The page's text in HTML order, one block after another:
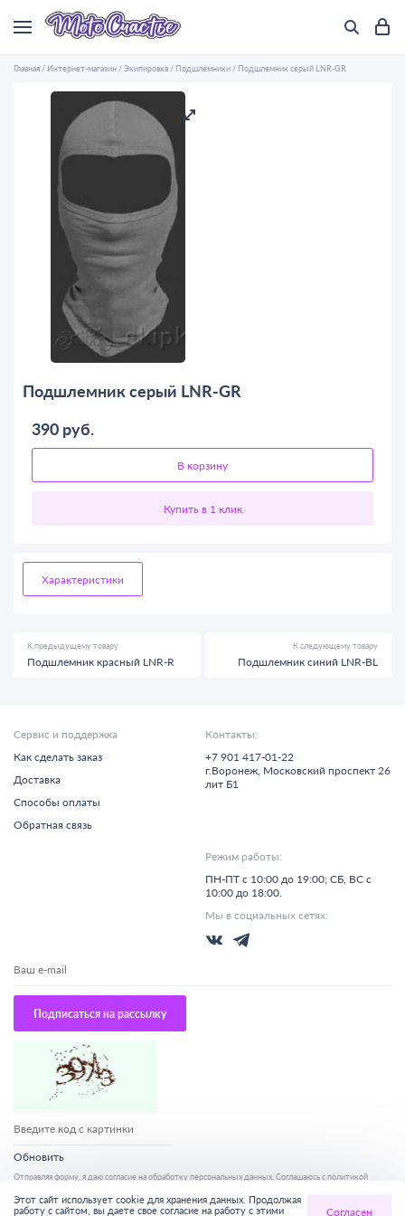
Главная / Интернет-магазин /Экипировка / Подшлемники / Подшлемник серый LNR-GR
Подшлемник серый LNR-GR
390 руб.
В корзину
Характеристики
К предыдущему товару
Подшлемник красный LNR-R
К следующему товару
Подшлемник синий LNR-BL
Сервис и поддержка
Как сделать заказ
Доставка
Способы оплаты
Обратная связь
Контакты:
+7 901 417-01-22
г.Воронеж, Московский проспект 26
лит Б1
Режим работы:
ПН-ПТ с 10:00 до 19:00; СБ, ВС с
10:00 до 18:00.
Мы в социальных сетях:
Подписаться на рассылку
Обновить
Отправляя форму, я даю согласие наобработку персональных данных . Соглашаюсь сполитикой
Этот сайт использует cookie для хранения данных. Продолжая
работу с сайтом, вы даете свое согласие на работу с этими
Согласен